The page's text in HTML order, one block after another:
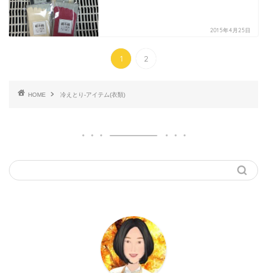
2015年4月25日
1 2
HOME 冷えとり-アイテム(衣類)